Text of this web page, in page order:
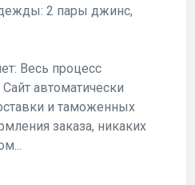
2 пары джинс,
Весь процесс
автоматически
и таможенных
заказа, никаких